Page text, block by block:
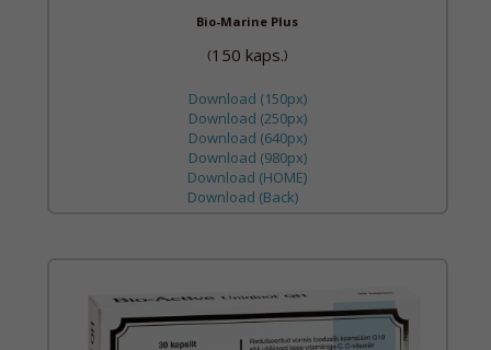
Bio-Marine Plus
(150 kaps.)
Download (150px)
Download (250px)
Download (640px)
Download (980px)
Download (HOME)
Download (Back)